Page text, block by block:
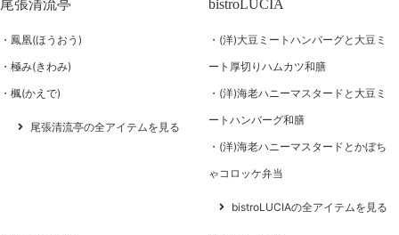
尾張清流亭
鳳凰(ほうおう)
極み(きわみ)
楓(かえで)
尾張清流亭の全アイテムを見る
bistroLUCIA
(洋)大豆ミートハンバーグと大豆ミ
ート厚切りハムカツ和膳
(洋)海老ハニーマスタードと大豆ミ
ートハンバーグ和膳
(洋)海老ハニーマスタードとかぼち
ゃコロッケ弁当
bistroLUCIAの全アイテムを見る